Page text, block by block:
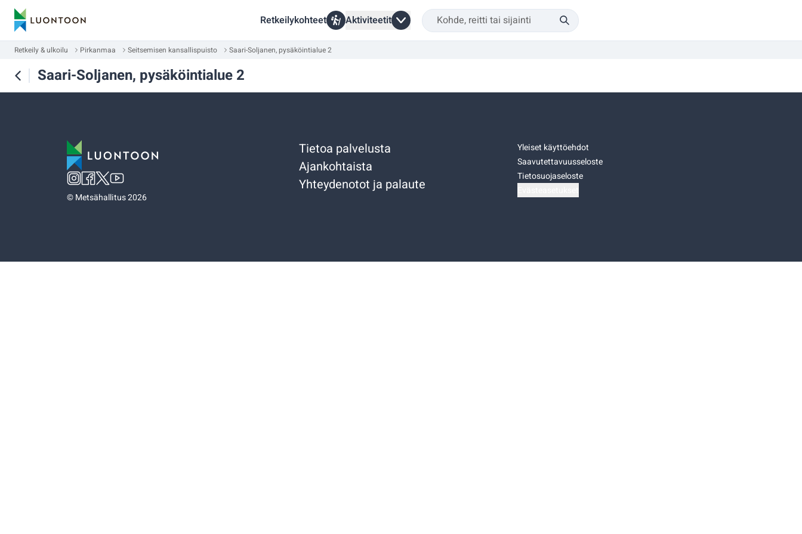
Retkeilykohteet Aktiviteetit
Retkeily & ulkoilu Pirkanmaa Seitsemisen kansallispuisto Saari-Soljanen, pysäköintialue 2
Saari-Soljanen, pysäköintialue 2
©Metsähallitus 2026
Tietoa palvelusta
Ajankohtaista
Yhteydenotot ja palaute
Yleiset käyttöehdot
Saavutettavuusseloste
Tietosuojaseloste